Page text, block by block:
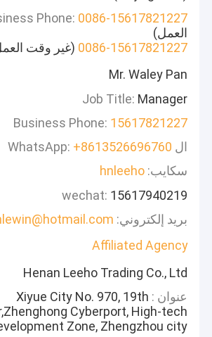
Phone: 0086-15617821227
العمل)
0086-15617821227 (غير وقت
Mr. Waley Pan
Job Title: Manager
Business Phone: 15617821227
ال WhatsApp: +8613526696760
سكايب: hnleeho
wechat: 15617940219
بريد إلكتروني:
Affiliated Agency
Henan Leeho Trading Co., Ltd
عنوان : Xiyue City No. 970, 19th
Cyberport, High-tech
Zone, Zhengzhou city